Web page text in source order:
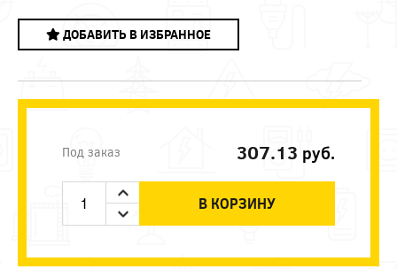
ДОБАВИТЬ В ИЗБРАННОЕ
Под заказ 307.13 руб.
В КОРЗИНУ